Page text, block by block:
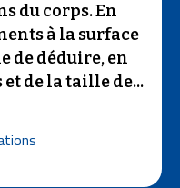
du corps. En
à la surface
de déduire, en
de la taille de...